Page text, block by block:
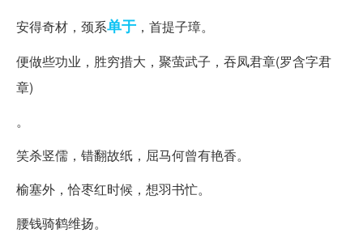
安得奇材，颈系单于 ，首提子璋。
便做些功业，胜穷措大，聚萤武子，吞凤君章(罗含字君
章)
。
笑杀竖儒，错翻故纸，屈马何曾有艳香。
榆塞外，恰枣红时候，想羽书忙。
腰钱骑鹤维扬。